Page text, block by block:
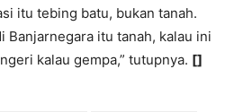
itu tebing batu, bukan tanah.
Banjarnegara itu tanah, kalau ini
kalau gempa,” tutupnya. []